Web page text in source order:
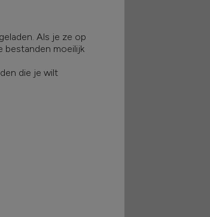
Als je ze op
bestanden moeilijk
die je wilt